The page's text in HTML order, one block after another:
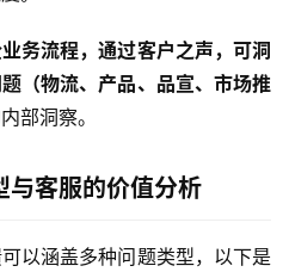
务流程，通过客户之声，可洞
（物流、产品、品宣、市场推
部洞察。
与客服的价值分析
以涵盖多种问题类型，以下是